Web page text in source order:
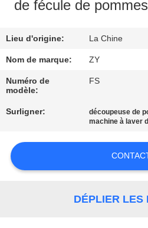
DE
QUALITÉ
NOUS
NOUVELLES
DEMANDEZ
de fécule de
Lieu d'origine: La Chine
Nom de marque: ZY
Numéro de
modèle:
FS
Surligner: découpeuse de
machine à laver
DÉPLIER LES